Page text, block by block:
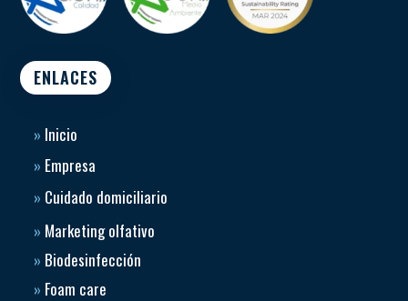
ENLACES
» Inicio
» Empresa
» Cuidado domiciliario
» Marketing olfativo
» Biodesinfección
» Foam care